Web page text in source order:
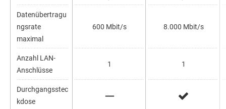
Datenübertragu
ngsrate
maximal
Anzahl LAN-
Anschlüsse
Durchgangsstec
kdose
600 Mbit/s
1
8.000 Mbit/s
1